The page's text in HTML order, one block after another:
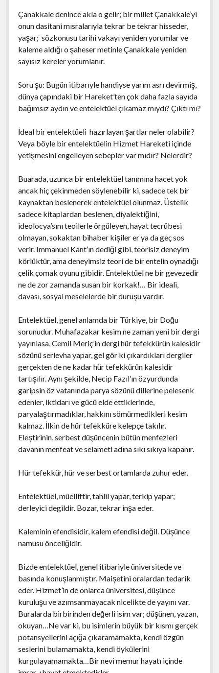
Çanakkale denince akla o gelir; bir millet Çanakkale’yi
onun dasitani mısralarıyla tekrar be tekrar hisseder,
yaşar; sözkonusu tarihi vakayı yeniden yorumlar ve
kaleme aldığı o şaheser metinle Çanakkale yeniden
sayısız kereler yorumlanır.
Soru şu: Bugün itibarıyle handiyse yarım asrı devirmiş,
dünya çapındaki bir Hareket’ten çok daha fazla sayıda
bağımsız aydın ve entelektüel çıkamaz mıydı? Çıktı mı?
İdeal bir entelektüeli hazırlayan şartlar neler olabilir?
Veya böyle bir entelektüelin Hizmet Hareketi içinde
yetişmesini engelleyen sebepler var mıdır? Nelerdir?
Buarada, uzunca bir entelektüel tanımına hacet yok
ancak hiç çekinmeden söylenebilir ki, sadece tek bir
kaynaktan beslenerek entelektüel olunmaz. Üstelik
sadece kitaplardan beslenen, diyalektiğini,
ideolocya’sını teoilerle örgüleyen, hayat tecrübesi
olmayan, sokaktan bihaber kişiler er ya da geç sos
verir. Immanuel Kant’ın dediği gibi, teorisiz deneyim
körlüktür, ama deneyimsiz teori de bir entelin oynadığı
çelik çomak oyunu gibidir. Entelektüel ne bir gevezedir
ne de zor zamanda susan bir korkak!… Bir ideali,
davası, sosyal meselelerde bir duruşu vardır.
Entelektüel, genel anlamda bir Türkiye, bir Doğu
sorunudur. Muhafazakar kesim ne zaman yeni bir dergi
yayınlasa, Cemil Meriç’in dergi hür tefekkürün kalesidir
sözünü serlevha yapar, gel gör ki çıkardıkları dergiler
gerçekten de ne kadar hür tefekkürün kalesidir
tartışılır. Aynı şekilde, Necip Fazıl’ın özyurdunda
garipsin öz vatanında parya sözünü dillerine pelesenk
edenler, iktidarı ve gücü elde ettiklerinde,
paryalaştırmadıklar, hakkını sömürmedikleri kesim
kalmaz. İlkin de hür tefekküre kelepçe takılır.
Eleştirinin, serbest düşüncenin bütün menfezleri
davanın menfeat ve selameti adına sıkı sıkıya kapanır.
Hür tefekkür, hür ve serbest ortamlarda zuhur eder.
Entelektüel, müelliftir, tahlil yapar, terkip yapar;
derleyici degildir. Bozar, tekrar inşa eder.
Kaleminin efendisidir, kalem efendisi değil. Düşünce
namusu önceliğidir.
Bizde entelektüel, genel itibariyle üniversitede ve
basında konuşlanmıştır. Maişetini oralardan tedarik
eder. Hizmet’in de onlarca üniversitesi, düşünce
kuruluşu ve azımsanmayacak nicelikte de yayını var.
Buralarda birbirinden değerli isim var; düşünen, yazan,
okuyan…Ne var ki, bu isimlerin büyük bir kısmı gerçek
potansyellerini açığa çıkaramamakta, kendi özgün
seslerini bulamamakta, kendi öykülerini
kurgulayamamakta…Bir nevi memur hayatı içinde